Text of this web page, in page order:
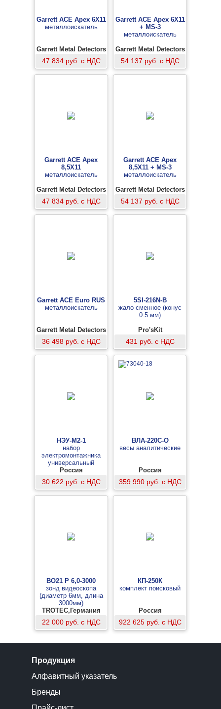
Garrett ACE Apex 6Х11
металлоискатель
Garrett Metal Detectors
47 834 руб. с НДС
Garrett ACE Apex 6Х11
+ MS-3
металлоискатель
Garrett Metal Detectors
54 137 руб. с НДС
Garrett ACE Apex
8,5Х11
металлоискатель
Garrett Metal Detectors
47 834 руб. с НДС
Garrett ACE Apex
8,5Х11 + MS-3
металлоискатель
Garrett Metal Detectors
54 137 руб. с НДС
Garrett ACE Euro RUS
металлоискатель
Garrett Metal Detectors
36 498 руб. с НДС
5SI-216N-B
жало сменное (конус
0.5 мм)
Pro'sKit
431 руб. с НДС
НЭУ-М2-1
набор
электромонтажника
универсальный
Россия
30 622 руб. с НДС
ВЛА-220С-О
весы аналитические
Россия
359 990 руб. с НДС
BO21 P 6,0-3000
зонд видеоскопа
(диаметр 6мм, длина
3000мм)
TROTEC,Германия
22 000 руб. с НДС
КП-250К
комплект поисковый
Россия
922 625 руб. с НДС
Продукция
Алфавитный указатель
Бренды